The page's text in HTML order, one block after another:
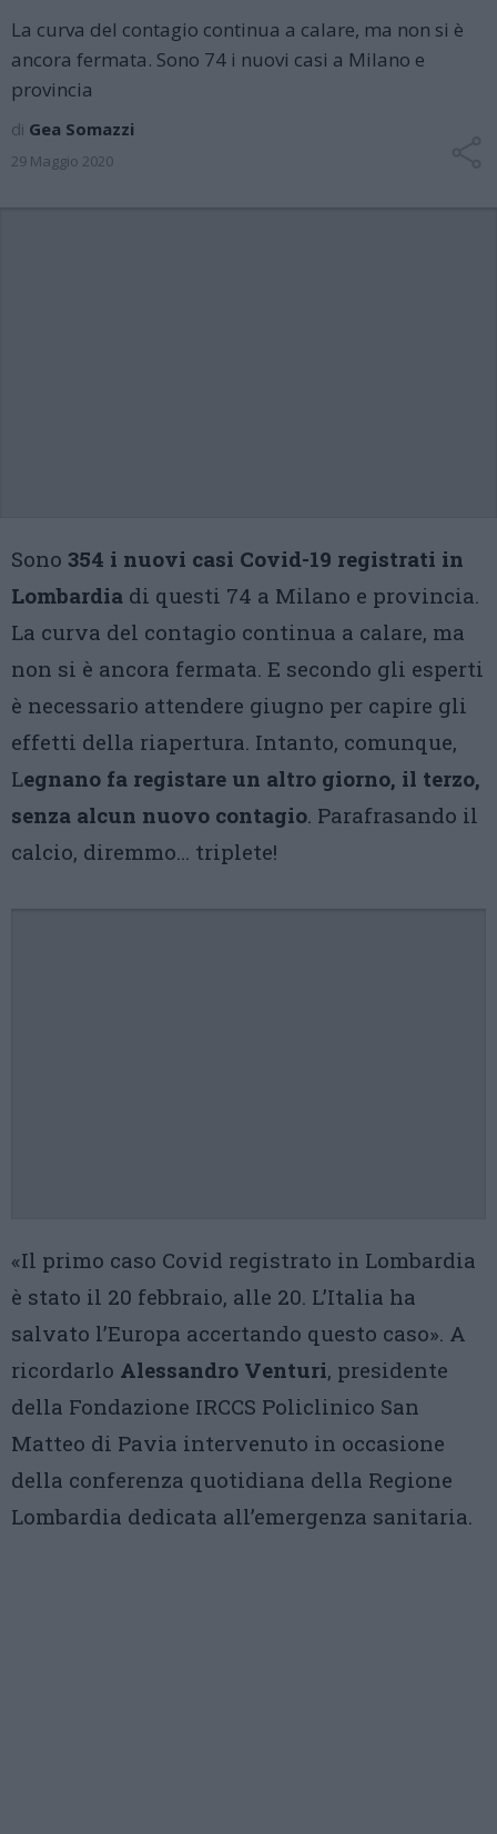
La curva del contagio continua a calare, ma non si è
ancora fermata. Sono 74 i nuovi casi a Milano e
provincia
di Gea Somazzi
29 Maggio 2020
Sono 354 i nuovi casi Covid-19 registrati in
Lombardia di questi 74 a Milano e provincia.
La curva del contagio continua a calare, ma
non si è ancora fermata. E secondo gli esperti
è necessario attendere giugno per capire gli
effetti della riapertura. Intanto, comunque,
Legnano fa registare un altro giorno, il terzo,
senza alcun nuovo contagio. Parafrasando il
calcio, diremmo… triplete!
«Il primo caso Covid registrato in Lombardia
è stato il 20 febbraio, alle 20. L’Italia ha
salvato l’Europa accertando questo caso». A
ricordarlo Alessandro Venturi, presidente
della Fondazione IRCCS Policlinico San
Matteo di Pavia intervenuto in occasione
della conferenza quotidiana della Regione
Lombardia dedicata all’emergenza sanitaria.